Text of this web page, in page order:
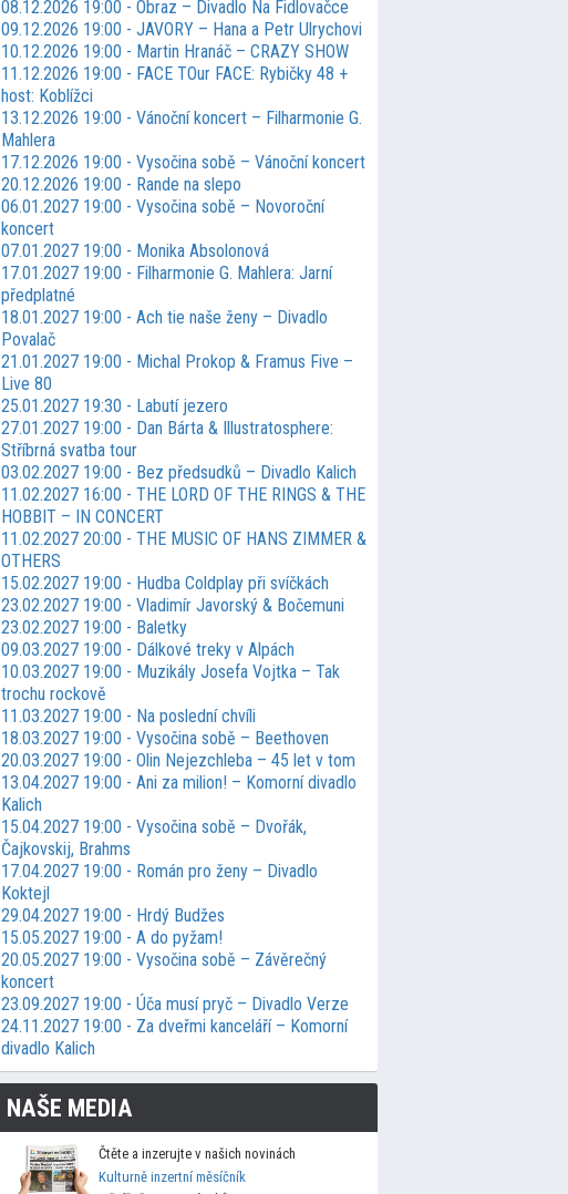
08.12.2026 19:00 - Obraz – Divadlo Na Fidlovačce
09.12.2026 19:00 - JAVORY – Hana a Petr Ulrychovi
10.12.2026 19:00 - Martin Hranáč – CRAZY SHOW
11.12.2026 19:00 - FACE TOur FACE: Rybičky 48 +
host: Koblížci
13.12.2026 19:00 - Vánoční koncert – Filharmonie G.
Mahlera
17.12.2026 19:00 - Vysočina sobě – Vánoční koncert
20.12.2026 19:00 - Rande na slepo
06.01.2027 19:00 - Vysočina sobě – Novoroční
koncert
07.01.2027 19:00 - Monika Absolonová
17.01.2027 19:00 - Filharmonie G. Mahlera: Jarní
předplatné
18.01.2027 19:00 - Ach tie naše ženy – Divadlo
Povalač
21.01.2027 19:00 - Michal Prokop & Framus Five –
Live 80
25.01.2027 19:30 - Labutí jezero
27.01.2027 19:00 - Dan Bárta & Illustratosphere:
Stříbrná svatba tour
03.02.2027 19:00 - Bez předsudků – Divadlo Kalich
11.02.2027 16:00 - THE LORD OF THE RINGS & THE
HOBBIT – IN CONCERT
11.02.2027 20:00 - THE MUSIC OF HANS ZIMMER &
OTHERS
15.02.2027 19:00 - Hudba Coldplay při svíčkách
23.02.2027 19:00 - Vladimír Javorský & Bočemuni
23.02.2027 19:00 - Baletky
09.03.2027 19:00 - Dálkové treky v Alpách
10.03.2027 19:00 - Muzikály Josefa Vojtka – Tak
trochu rockově
11.03.2027 19:00 - Na poslední chvíli
18.03.2027 19:00 - Vysočina sobě – Beethoven
20.03.2027 19:00 - Olin Nejezchleba – 45 let v tom
13.04.2027 19:00 - Ani za milion! – Komorní divadlo
Kalich
15.04.2027 19:00 - Vysočina sobě – Dvořák,
Čajkovskij, Brahms
17.04.2027 19:00 - Román pro ženy – Divadlo
Koktejl
29.04.2027 19:00 - Hrdý Budžes
15.05.2027 19:00 - A do pyžam!
20.05.2027 19:00 - Vysočina sobě – Závěrečný
koncert
23.09.2027 19:00 - Úča musí pryč – Divadlo Verze
24.11.2027 19:00 - Za dveřmi kanceláří – Komorní
divadlo Kalich
NAŠE MEDIA
Čtěte a inzerujte v našich novinách
Kulturně inzertní měsíčník